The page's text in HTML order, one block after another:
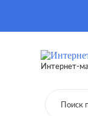
Интернет-